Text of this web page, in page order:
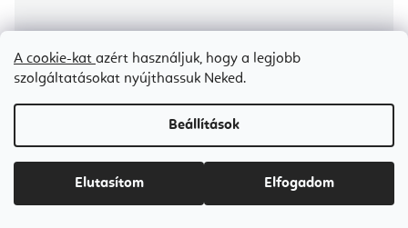
A cookie-kat azért használjuk, hogy a legjobb
szolgáltatásokat nyújthassuk Neked.
Beállítások
Elutasítom Elfogadom